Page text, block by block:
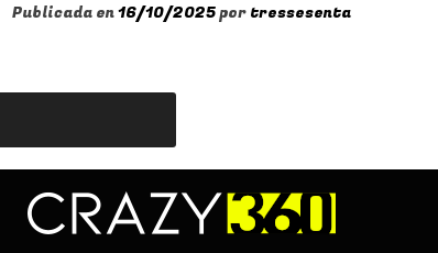
Publicada en16/10/2025portressesenta